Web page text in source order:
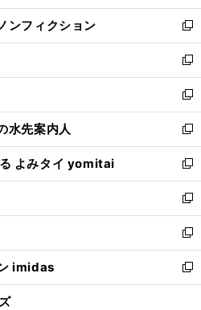
開
く
ウ
で
開
く
ン
ド
ウ
で
開
く
ウ
ィ
ン
ド
ウ
で
開
く
ンフィクション
新
し
い
ウ
ィ
ン
ド
ウ
で
開
く
新
し
い
ウ
ィ
ン
ド
ウ
で
開
く
新
し
い
ウ
ィ
ン
ド
ウ
で
開
く
水先案内人
新
し
い
ウ
ィ
ン
ド
ウ
で
開
よみタイ yomitai
新
し
い
ウ
ィ
ン
ド
ウ
新
し
い
ウ
ィ
ン
新
し
い
ウ
imidas
新
し